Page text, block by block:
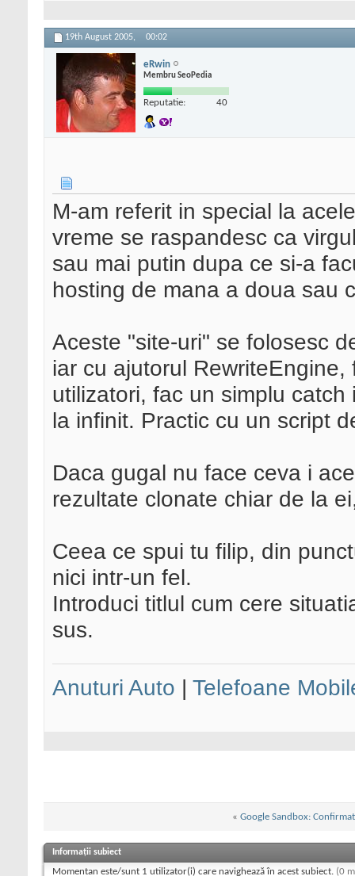
19th August 2005, 00:02
eRwin
Membru SeoPedia
Reputatie: 40
M-am referit in special la
vreme se raspandesc ca
sau mai putin dupa ce si-a
hosting de mana a doua sau
Aceste "site-uri" se folosesc
iar cu ajutorul
utilizatori, fac un simplu
la infinit. Practic cu un script
Daca gugal nu face ceva i
rezultate clonate chiar de la
Ceea ce spui tu filip, din
nici intr-un fel.
Introduci titlul cum cere
sus.
Anuturi Auto | Telefoane
« Google Sandbox:
Informații subiect
Momentan este/sunt 1 utilizator(i) care navighează în acest subiect. (0